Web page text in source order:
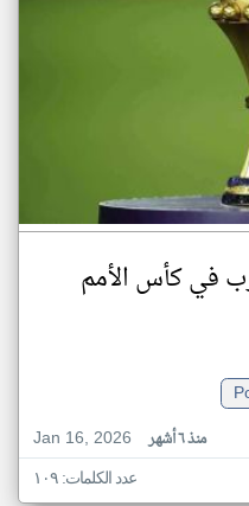
عرب في كأس الأمم
Jan 16, 2026
منذ ٦ أشهر
عدد الكلمات: ١٠٩